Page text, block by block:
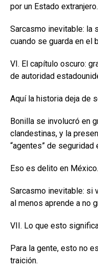
por un Estado extranjero.
Sarcasmo inevitable: la
cuando se guarda en el
VI. El capítulo oscuro:
de autoridad
Aquí la historia deja de
Bonilla se involucró en
clandestinas, y la
“agentes” de
Eso es delito en
Sarcasmo inevitable: si
al menos aprende a no
VII. Lo que esto
Para la gente, esto no
traición.